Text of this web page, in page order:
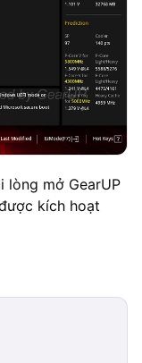
lòng mở GearUP
kích hoạt